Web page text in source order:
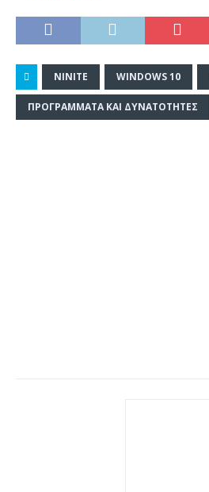
NINITE WINDOWS 10
ΠΡΟΓΡΆΜΜΑΤΑ ΚΑΙ ΔΥΝΑΤΌΤΗΤΕΣ